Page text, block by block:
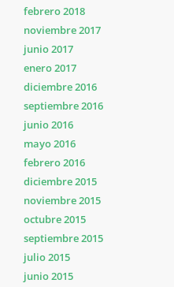
febrero 2018
noviembre 2017
junio 2017
enero 2017
diciembre 2016
septiembre 2016
junio 2016
mayo 2016
febrero 2016
diciembre 2015
noviembre 2015
octubre 2015
septiembre 2015
julio 2015
junio 2015